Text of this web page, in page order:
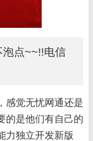
泡点~~!!电信
感觉无忧网通还是
的是他们有自己的
力独立开发新版